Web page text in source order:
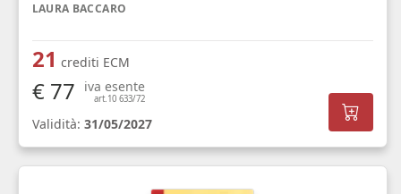
LAURA BACCARO
21 crediti ECM
€ 77 iva esente
art.10 633/72
Validità: 31/05/2027